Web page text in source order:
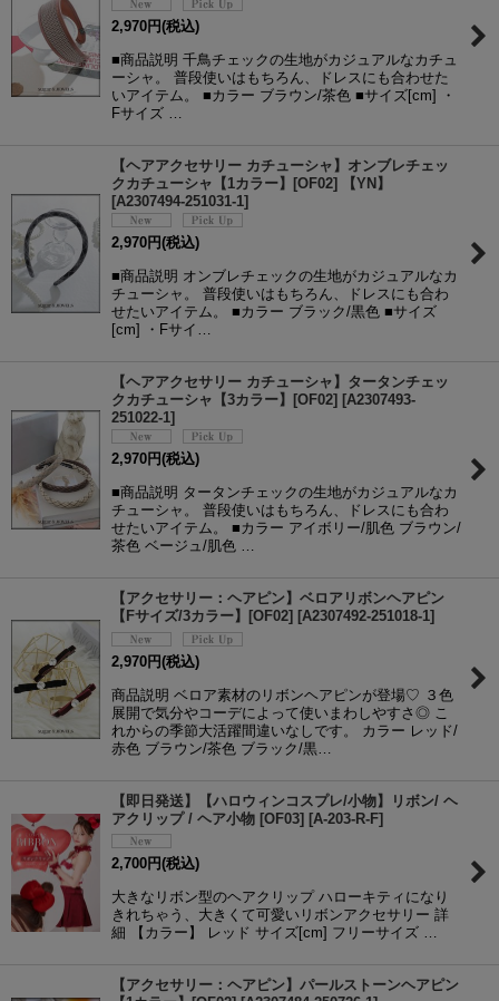
2,970 円(税込)
■商品説明 千鳥チェックの生地がカジュアルなカチュ
ーシャ。 普段使いはもちろん、ドレスにも合わせた
いアイテム。 ■カラー ブラウン/茶色 ■サイズ[cm] ・
Fサイズ …
【ヘアアクセサリー カチューシャ】オンブレチェッ
クカチューシャ【1カラー】[OF02] 【YN】
[A2307494-251031-1]
2,970 円(税込)
■商品説明 オンブレチェックの生地がカジュアルなカ
チューシャ。 普段使いはもちろん、ドレスにも合わ
せたいアイテム。 ■カラー ブラック/黒色 ■サイズ
[cm] ・Fサイ…
【ヘアアクセサリー カチューシャ】タータンチェッ
クカチューシャ【3カラー】[OF02] [A2307493-
251022-1]
2,970 円(税込)
■商品説明 タータンチェックの生地がカジュアルなカ
チューシャ。 普段使いはもちろん、ドレスにも合わ
せたいアイテム。 ■カラー アイボリー/肌色 ブラウン/
茶色 ベージュ/肌色 …
【アクセサリー：ヘアピン】ベロアリボンヘアピン
【Fサイズ/3カラー】[OF02] [A2307492-251018-1]
2,970円(税込)
商品説明 ベロア素材のリボンヘアピンが登場♡ ３色
展開で気分やコーデによって使いまわしやすさ◎ こ
れからの季節大活躍間違いなしです。 カラー レッド/
赤色 ブラウン/茶色 ブラック/黒…
【即日発送】【ハロウィンコスプレ/小物】リボン/ ヘ
アクリップ / ヘア小物 [OF03] [A-203-R-F]
2,700 円(税込)
大きなリボン型のヘアクリップ ハローキティになり
きれちゃう、大きくて可愛いリボンアクセサリー 詳
細 【カラー】 レッド サイズ[cm] フリーサイズ …
【アクセサリー：ヘアピン】パールストーンヘアピン